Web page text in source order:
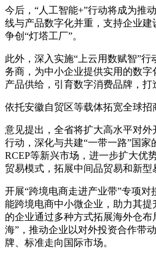
今后，“人工智能+”行动将成为推
线与产品数字化并重，支持企业建
争创“灯塔工厂”。
此外，深入实施“上云用数赋智”行
务商，为中小企业提供实用的数
产品供给，引育数字消费品牌，打
依托安徽自贸区等载体拓宽全球招
意见提出，全省将扩大高水平对外
行动，深化与共建“一带一路”国家
RCEP等新兴市场，进一步扩大优
贸易模式，拓展中间品贸易和新型
开展“跨境电商走进产业带”专项
能跨境电商中小微企业，助力其
的企业通过多种方式拓展海外仓布
海”，推动企业以对外投资合作带
牌、标准走向国际市场。